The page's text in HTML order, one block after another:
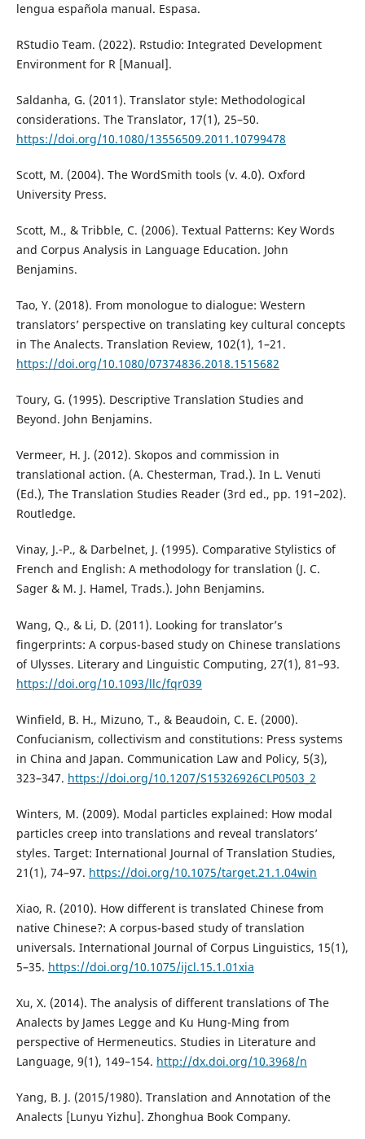
lengua española manual. Espasa.
RStudio Team. (2022). Rstudio: Integrated Development
Environment for R [Manual].
Saldanha, G. (2011). Translator style: Methodological
considerations. The Translator, 17(1), 25–50.
https://doi.org/10.1080/13556509.2011.10799478
Scott, M. (2004). The WordSmith tools (v. 4.0). Oxford
University Press.
Scott, M., & Tribble, C. (2006). Textual Patterns: Key Words
and Corpus Analysis in Language Education. John
Benjamins.
Tao, Y. (2018). From monologue to dialogue: Western
translators’ perspective on translating key cultural concepts
in The Analects. Translation Review, 102(1), 1–21.
https://doi.org/10.1080/07374836.2018.1515682
Toury, G. (1995). Descriptive Translation Studies and
Beyond. John Benjamins.
Vermeer, H. J. (2012). Skopos and commission in
translational action. (A. Chesterman, Trad.). In L. Venuti
(Ed.), The Translation Studies Reader (3rd ed., pp. 191–202).
Routledge.
Vinay, J.-P., & Darbelnet, J. (1995). Comparative Stylistics of
French and English: A methodology for translation (J. C.
Sager & M. J. Hamel, Trads.). John Benjamins.
Wang, Q., & Li, D. (2011). Looking for translator’s
fingerprints: A corpus-based study on Chinese translations
of Ulysses. Literary and Linguistic Computing, 27(1), 81–93.
https://doi.org/10.1093/llc/fqr039
Winfield, B. H., Mizuno, T., & Beaudoin, C. E. (2000).
Confucianism, collectivism and constitutions: Press systems
in China and Japan. Communication Law and Policy, 5(3),
323–347. https://doi.org/10.1207/S15326926CLP0503_2
Winters, M. (2009). Modal particles explained: How modal
particles creep into translations and reveal translators’
styles. Target: International Journal of Translation Studies,
21(1), 74–97. https://doi.org/10.1075/target.21.1.04win
Xiao, R. (2010). How different is translated Chinese from
native Chinese?: A corpus-based study of translation
universals. International Journal of Corpus Linguistics, 15(1),
5–35. https://doi.org/10.1075/ijcl.15.1.01xia
Xu, X. (2014). The analysis of different translations of The
Analects by James Legge and Ku Hung-Ming from
perspective of Hermeneutics. Studies in Literature and
Language, 9(1), 149–154. http://dx.doi.org/10.3968/n
Yang, B. J. (2015/1980). Translation and Annotation of the
Analects [Lunyu Yizhu]. Zhonghua Book Company.